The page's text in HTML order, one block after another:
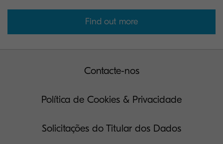
Find out more
Contacte-nos
Política de Cookies & Privacidade
Solicitações do Titular dos Dados